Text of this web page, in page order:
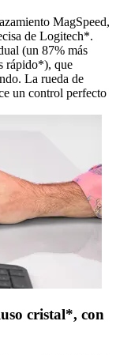
MagSpeed,
de Logitech*.
(un 87% más
rápido*), que
La rueda de
un control perfecto
cristal*, con